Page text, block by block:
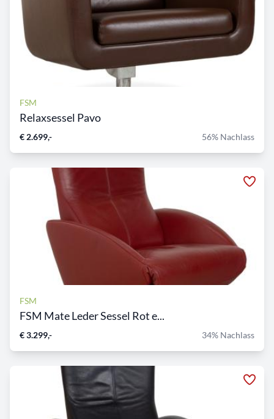
FSM
Relaxsessel Pavo
€ 2.699,- 56% Nachlass
FSM
FSM Mate Leder Sessel Rot e...
€ 3.299,- 34% Nachlass